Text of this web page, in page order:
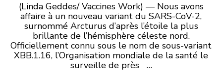
(Linda Geddes/ Vaccines Work) — Nous avons
affaire à un nouveau variant du SARS-CoV-2,
surnommé Arcturus d’après l’étoile la plus
brillante de l’hémisphère céleste nord.
Officiellement connu sous le nom de sous-variant
XBB.1.16, l’Organisation mondiale de la santé le
surveille de près …